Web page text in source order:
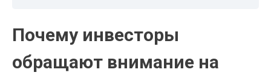
Почему инвесторы
обращают внимание на